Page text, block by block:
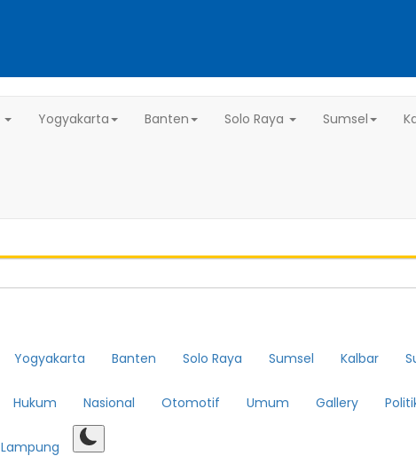
Yogyakarta Banten Solo Raya Sumsel
Yogyakarta Banten Solo Raya Sumsel Kalbar
Hukum Nasional Otomotif Umum Gallery
Lampung